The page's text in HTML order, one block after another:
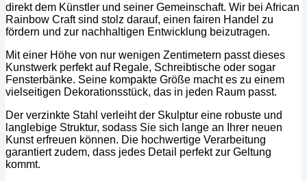
direkt dem Künstler und seiner Gemeinschaft. Wir bei African
Rainbow Craft sind stolz darauf, einen fairen Handel zu
fördern und zur nachhaltigen Entwicklung beizutragen.
Mit einer Höhe von nur wenigen Zentimetern passt dieses
Kunstwerk perfekt auf Regale, Schreibtische oder sogar
Fensterbänke. Seine kompakte Größe macht es zu einem
vielseitigen Dekorationsstück, das in jeden Raum passt.
Der verzinkte Stahl verleiht der Skulptur eine robuste und
langlebige Struktur, sodass Sie sich lange an Ihrer neuen
Kunst erfreuen können. Die hochwertige Verarbeitung
garantiert zudem, dass jedes Detail perfekt zur Geltung
kommt.